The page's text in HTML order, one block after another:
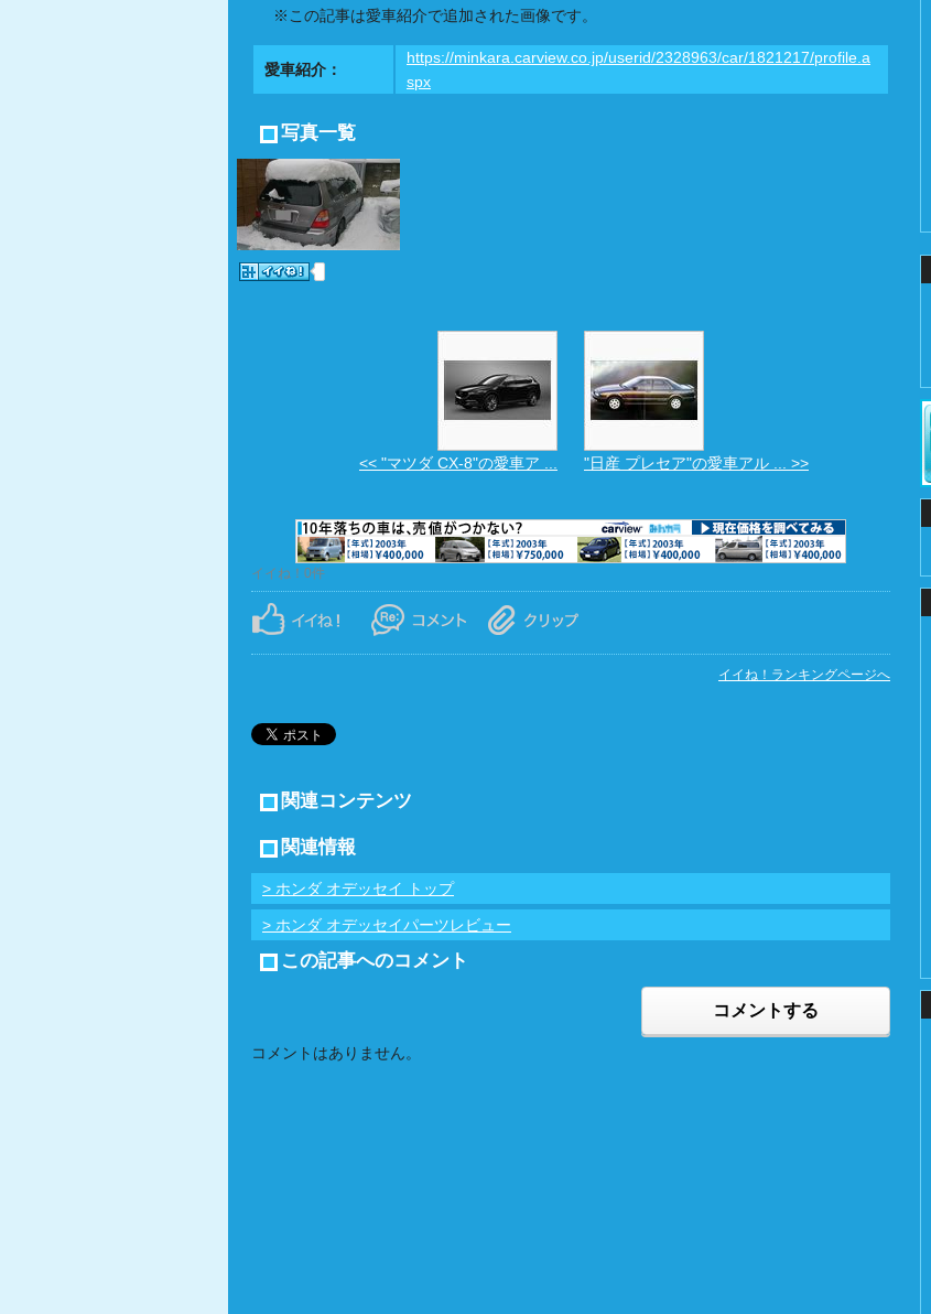
※この記事は愛車紹介で追加された画像です。
愛車紹介：
https://minkara.carview.co.jp/userid/2328963/car/1821217/profile.a
spx
写真一覧
<< "マツダ CX-8"の愛車ア ... "日産 プレセア"の愛車アル ... >>
イイね！0件
イイね！ランキングページへ
関連コンテンツ
関連情報
> ホンダ オデッセイ トップ
> ホンダ オデッセイパーツレビュー
この記事へのコメント
コメントする
コメントはありません。